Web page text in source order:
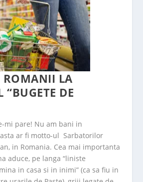
ROMANII LA
“BUGETE DE
mi pare! Nu am bani in
ar fi motto-ul Sarbatorilor
in Romania. Cea mai importanta
aduce, pe langa “liniste
in casa si in inimi” (ca sa fiu in